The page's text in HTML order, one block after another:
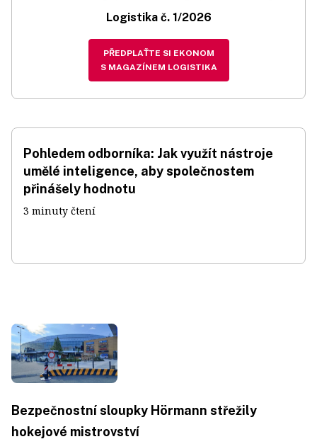
Logistika č. 1/2026
PŘEDPLAŤTE SI EKONOM
S MAGAZÍNEM LOGISTIKA
Pohledem odborníka: Jak využít nástroje
umělé inteligence, aby společnostem
přinášely hodnotu
3 minuty čtení
Bezpečnostní sloupky Hörmann střežily
hokejové mistrovství